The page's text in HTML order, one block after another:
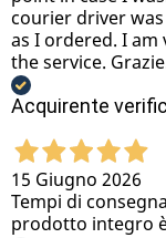
courier driver
as I ordered. I
the service.
Acquirente
15 Giugno 2026
Tempi di
prodotto integro